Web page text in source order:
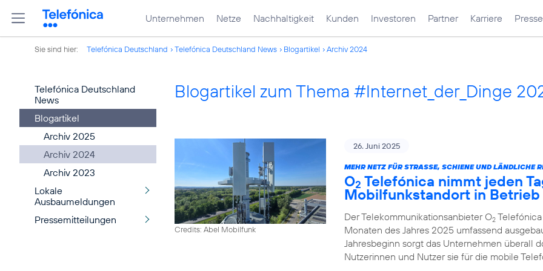
Unternehmen Netze Nachhaltigkeit Kunden Investoren Partner Karriere Presse
Sie sind hier: Telefónica Deutschland Telefónica Deutschland News Blogartikel Archiv 2024
Telefónica Deutschland
News
Blogartikel
Archiv 2025
Archiv 2024
Archiv 2023
Lokale
Ausbaumeldungen
Pressemitteilungen
Blogartikel zum Thema #Internet_der_Dinge
Credits: Abel Mobilfunk
26. Juni 2025
MEHR NETZ FÜR STRASSE, SCHIENE UND LÄNDLICHE
O2 Telefónica nimmt jeden
Mobilfunkstandort in Betrieb
Der Telekommunikationsanbieter O2
Monaten des Jahres 2025 umfassend
Jahresbeginn sorgt das Unternehmen überall
Nutzerinnen und Nutzer sie für die mobile